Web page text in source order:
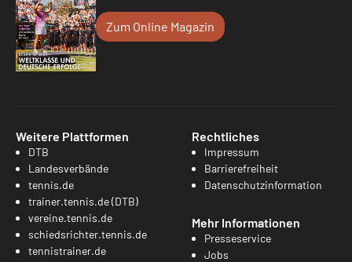
Zum Online Magazin
Weitere Plattformen
DTB
Landesverbände
tennis.de
trainer.tennis.de (DTB)
vereine.tennis.de
schiedsrichter.tennis.de
tennistrainer.de
Rechtliches
Impressum
Barrierefreiheit
Datenschutzinformation
Mehr Informationen
Presseservice
Jobs